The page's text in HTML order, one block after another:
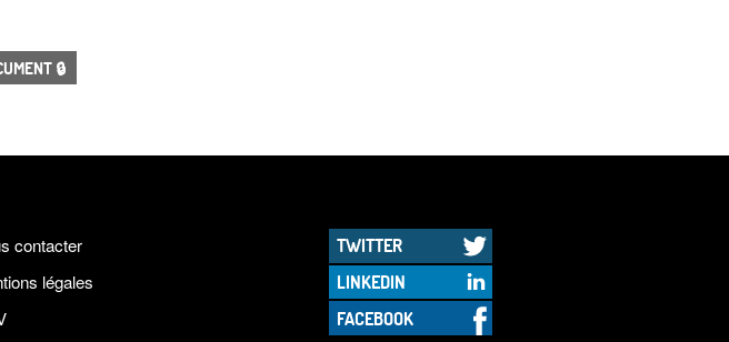
🔒
contacter
légales
TWITTER
LINKEDIN
FACEBOOK